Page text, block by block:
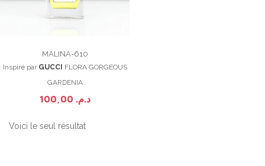
MALINA-610
Inspiré par GUCCI FLORA GORGEOUS
GARDENIA
د.م.
Voici le seul résultat